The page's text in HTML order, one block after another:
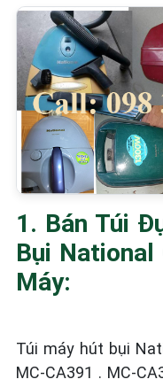
1. Bán Túi
Bụi National
Máy:
Túi máy hút bụi
MC-CA391 . MC-